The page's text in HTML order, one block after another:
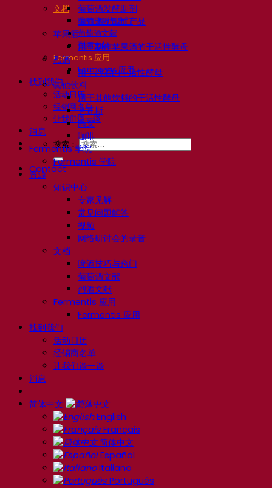
文档
啤酒技巧与窍门
葡萄酒文献
烈酒文献
Fermentis 应用
Fermentis 应用
找到我们
活动日历
经销商名单
让我们谈一谈
消息
搜索：
Contact
葡萄酒发酵助剂
葡萄酒功能性产品
苹果酒
用于制作苹果酒的干活性酵母
烈酒
用于烈酒的干活性酵母
其他饮料
用于其他饮料的干活性酵母
克瓦斯
高粱
咖啡
Fermentis 学院
Fermentis 学院
资源
知识中心
专家见解
常见问题解答
视频
网络研讨会的录音
文档
啤酒技巧与窍门
葡萄酒文献
烈酒文献
Fermentis 应用
Fermentis 应用
找到我们
活动日历
经销商名单
让我们谈一谈
消息
简体中文
English
Français
简体中文
Español
Italiano
Português